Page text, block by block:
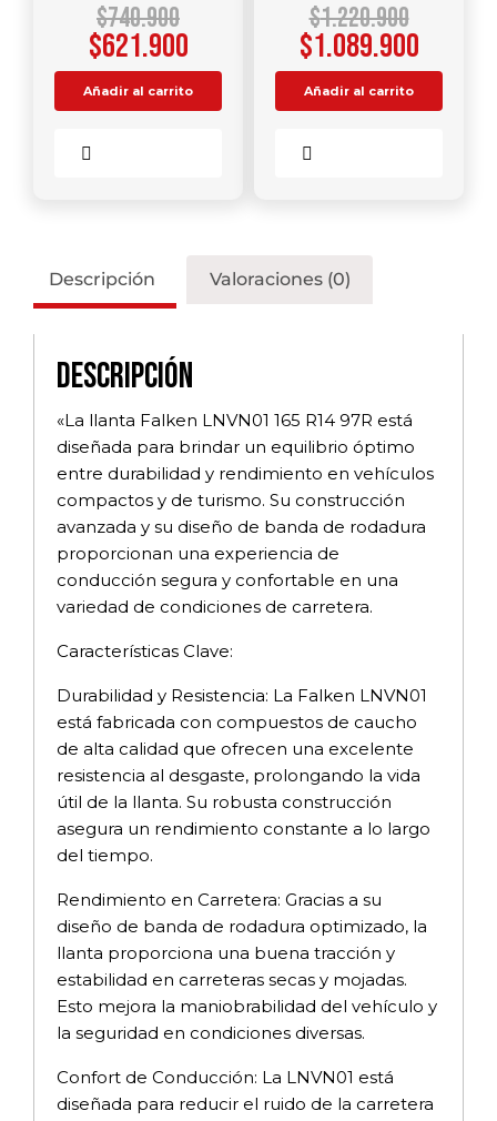
$740.900
$621.900
Añadir al carrito
$1.220.900
$1.089.900
Añadir al carrito
Descripción Valoraciones (0)
Descripción
«La llanta Falken LNVN01 165 R14 97R está
diseñada para brindar un equilibrio óptimo
entre durabilidad y rendimiento en vehículos
compactos y de turismo. Su construcción
avanzada y su diseño de banda de rodadura
proporcionan una experiencia de
conducción segura y confortable en una
variedad de condiciones de carretera.
Características Clave:
Durabilidad y Resistencia: La Falken LNVN01
está fabricada con compuestos de caucho
de alta calidad que ofrecen una excelente
resistencia al desgaste, prolongando la vida
útil de la llanta. Su robusta construcción
asegura un rendimiento constante a lo largo
del tiempo.
Rendimiento en Carretera: Gracias a su
diseño de banda de rodadura optimizado, la
llanta proporciona una buena tracción y
estabilidad en carreteras secas y mojadas.
Esto mejora la maniobrabilidad del vehículo y
la seguridad en condiciones diversas.
Confort de Conducción: La LNVN01 está
diseñada para reducir el ruido de la carretera